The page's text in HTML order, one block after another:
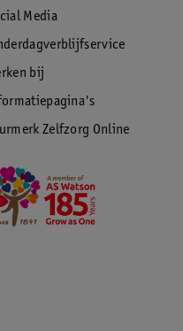
Media
bij
Zelfzorg Online